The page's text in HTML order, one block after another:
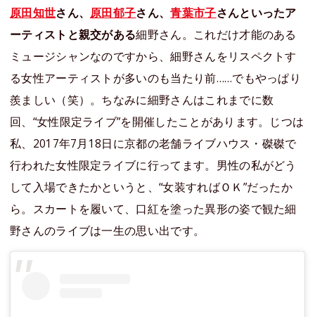
原田知世さん、 原田郁子さん、青葉市子さんといったア
ーティストと親交がある細野さん。これだけ才能のある
ミュージシャンなのですから、細野さんをリスペクトす
る女性アーティストが多いのも当たり前……でもやっぱり
羨ましい（笑）。ちなみに細野さんはこれまでに数
回、“女性限定ライブ”を開催したことがあります。じつは
私、2017年7月18日に京都の老舗ライブハウス・磔磔で
行われた女性限定ライブに行ってます。男性の私がどう
して入場できたかというと、“女装すればＯＫ”だったか
ら。スカートを履いて、口紅を塗った異形の姿で観た細
野さんのライブは一生の思い出です。